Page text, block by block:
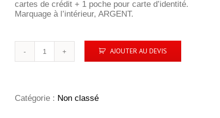
cartes de crédit + 1 poche pour carte d’identité.
Marquage à l’intérieur, ARGENT.
PVC
LYCHEE
AJOUTER AU DEVIS
Catégorie : Non classé